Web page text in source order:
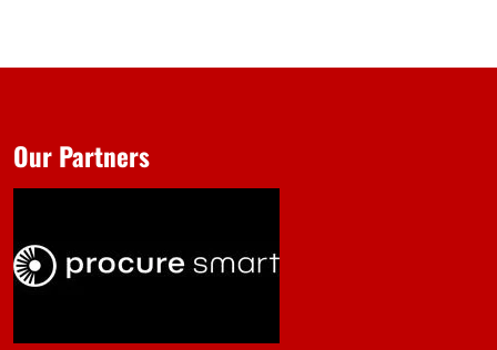
Our Partners